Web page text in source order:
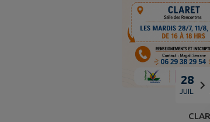
28
JUIL.